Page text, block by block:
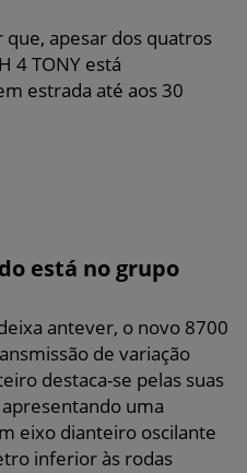
apesar dos quatros
4 TONY está
estrada até aos 30
está no grupo
antever, o novo 8700
de variação
destaca-se pelas suas
uma
eixo dianteiro oscilante
inferior às rodas